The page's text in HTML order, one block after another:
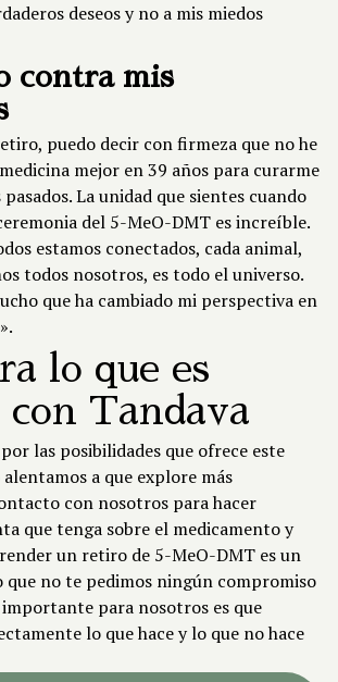
deseos y no a mis miedos
contra mis
puedo decir con firmeza que no he
mejor en 39 años para curarme
La unidad que sientes cuando
del 5-MeO-DMT es increíble.
estamos conectados, cada animal,
todos nosotros, es todo el universo.
que ha cambiado mi perspectiva en
lo que es
con Tandava
las posibilidades que ofrece este
a que explore más
con nosotros para hacer
que tenga sobre el medicamento y
un retiro de 5-MeO-DMT es un
que no te pedimos ningún compromiso
para nosotros es que
lo que hace y lo que no hace